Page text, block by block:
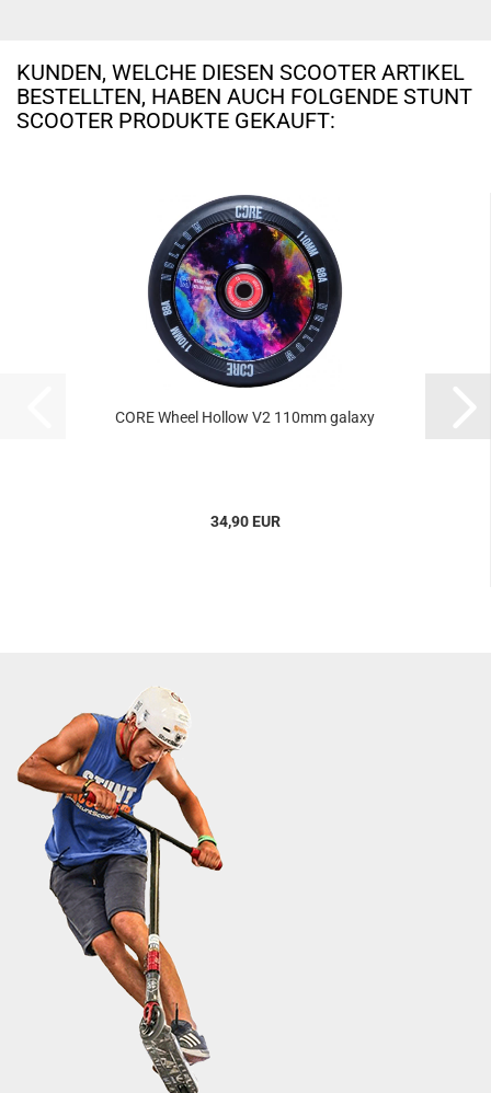
KUNDEN, WELCHE DIESEN SCOOTER ARTIKEL
BESTELLTEN, HABEN AUCH FOLGENDE STUNT
SCOOTER PRODUKTE GEKAUFT:
CORE Wheel Hollow V2 110mm galaxy
34,90 EUR